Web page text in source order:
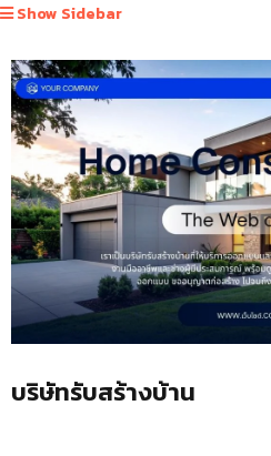
Show Sidebar
บริษัทรับสร้างบ้าน